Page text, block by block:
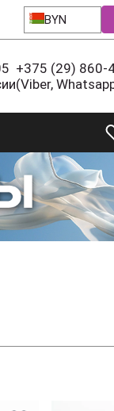
BYN
+375 (29) 860-
(Viber,